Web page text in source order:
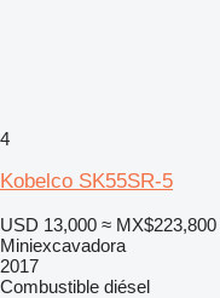
4
Kobelco SK55SR-5
USD 13,000 ≈ MX$223,800
Miniexcavadora
2017
Combustible diésel